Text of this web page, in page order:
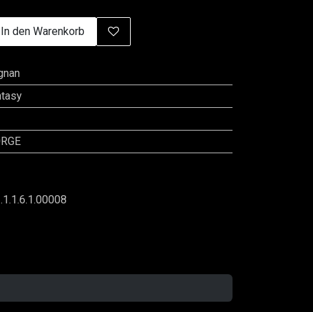
In den Warenkorb